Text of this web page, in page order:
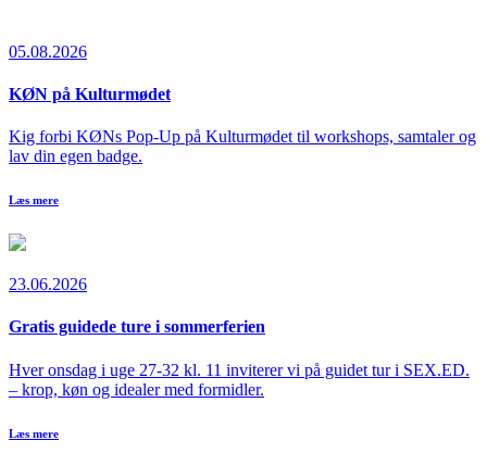
05.08.2026
KØN på Kulturmødet
Kig forbi KØNs Pop-Up på Kulturmødet til workshops, samtaler og
lav din egen badge.
Læs mere
23.06.2026
Gratis guidede ture i sommerferien
Hver onsdag i uge 27-32 kl. 11 inviterer vi på guidet tur i SEX.ED.
– krop, køn og idealer med formidler.
Læs mere